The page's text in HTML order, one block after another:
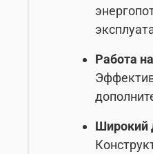
Работа
Широкий